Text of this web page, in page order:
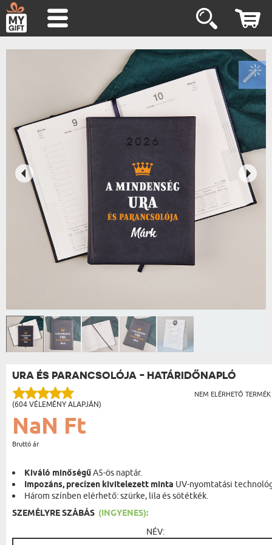
URA ÉS PARANCSOLÓJA - HATÁRIDŐNAPLÓ
(604 VÉLEMÉNY ALAPJÁN)
NEM ELÉRHETŐ TERMÉK
NaN Ft
Bruttó ár
Kiváló minőségűA5-ös naptár.
Impozáns, precízen kivitelezett minta UV-nyomtatási
Három színben elérhető: szürke, lila és sötétkék.
SZEMÉLYRE SZÁBÁS (INGYENES):
NÉV: